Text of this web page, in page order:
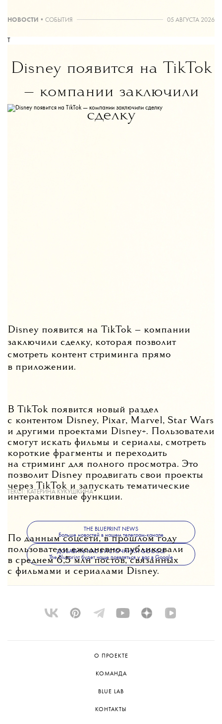
НОВОСТИ • СОБЫТИЯ 05 АВГУСТА 2026
T
Disney появится на TikTok
— компании заключили
сделку
Disney появится на TikTok — компании
заключили сделку, которая позволит
смотреть контент стриминга прямо
в приложении.
В TikTok появится новый раздел
с контентом Disney, Pixar, Marvel, Star Wars
и другими проектами Disney+. Пользователи
смогут искать фильмы и сериалы, смотреть
короткие фрагменты и переходить
на стриминг для полного просмотра. Это
позволит Disney продвигать свои проекты
через TikTok и запускать тематические
интерактивные функции.
По данным соцсети, в прошлом году
пользователи ежедневно публиковали
в среднем 6,5 млн постов, связанных
с фильмами и сериалами Disney.
ТЕКСТ: КАТЕРИНА КУКУШКИНА
THE BLUEPRINT NEWS
Больше новостей в нашем телеграм-канале
ДОБАВИТЬ НАС В ИСТОЧНИКИ GOOGLE
The Blueprint будет чаще появляться у вас в Google
О ПРОЕКТЕ
КОМАНДА
BLUE LAB
КОНТАКТЫ